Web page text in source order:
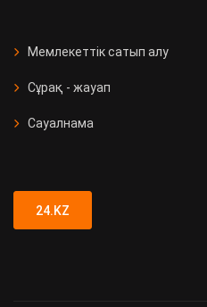
Мемлекеттік сатып алу
Сұрақ - жауап
Сауалнама
24.KZ